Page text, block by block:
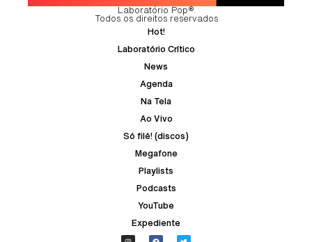
Laboratório Pop®
Todos os direitos reservados
Hot!
Laboratório Crítico
News
Agenda
Na Tela
Ao Vivo
Só filé! (discos)
Megafone
Playlists
Podcasts
YouTube
Expediente